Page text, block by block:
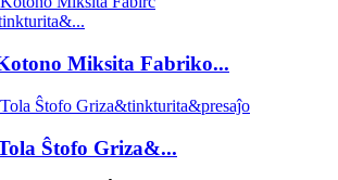
Miksita Fabriko...
Ŝtofo Griza&...